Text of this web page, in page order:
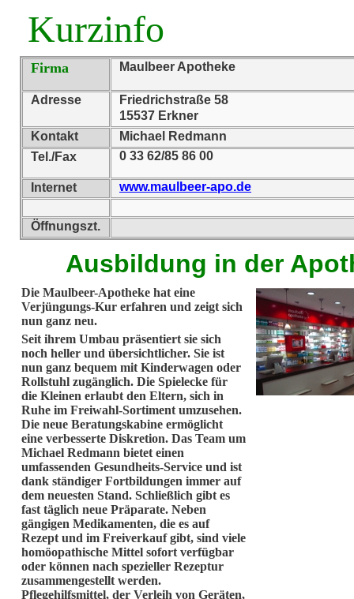
Kurzinfo
Firma Maulbeer Apotheke
Adresse
Friedrichstraße 58
15537 Erkner
Kontakt
Michael Redmann
Tel./Fax
0 33 62/85 86 00
Internet www.maulbeer-apo.de
Öffnungszt.
Ausbildung in der
Die Maulbeer-Apotheke hat eine
Verjüngungs-Kur erfahren und zeigt sich
nun ganz neu.
Seit ihrem Umbau präsentiert sie sich
noch heller und übersichtlicher. Sie ist
nun ganz bequem mit Kinderwagen oder
Rollstuhl zugänglich. Die Spielecke für
die Kleinen erlaubt den Eltern, sich in
Ruhe im Freiwahl-Sortiment umzusehen.
Die neue Beratungskabine ermöglicht
eine verbesserte Diskretion. Das Team um
Michael Redmann bietet einen
umfassenden Gesundheits-Service und ist
dank ständiger Fortbildungen immer auf
dem neuesten Stand. Schließlich gibt es
fast täglich neue Präparate. Neben
gängigen Medikamenten, die es auf
Rezept und im Freiverkauf gibt, sind viele
homöopathische Mittel sofort verfügbar
oder können nach spezieller Rezeptur
zusammengestellt werden.
Pflegehilfsmittel, der Verleih von Geräten,